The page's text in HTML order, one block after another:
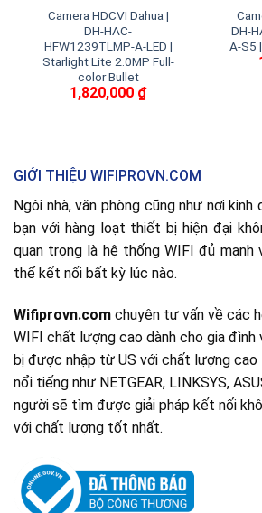
Camera HDCVI Dahua |
DH-HAC-
HFW1239TLMP-A-LED |
Starlight Lite 2.0MP Full-
color Bullet
1,820,000 ₫
DH-
A-S5
GIỚI THIỆU WIFIPROVN.COM
Ngôi nhà, văn phòng cũng như nơi
bạn với hàng loạt thiết bị hiện đại
quan trọng là hệ thống WIFI đủ
thể kết nối bất kỳ lúc nào.
Wifiprovn.com chuyên tư vấn về các
WIFI chất lượng cao dành cho gia đình
bị được nhập từ US với chất lượng
nổi tiếng như NETGEAR, LINKSYS,
người sẽ tìm được giải pháp kết nối
với chất lượng tốt nhất.